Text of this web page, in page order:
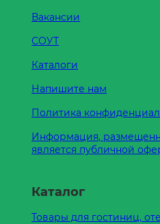
Вакансии
СОУТ
Каталоги
Напишите нам
Политика
Информация,
является публичной
Каталог
Товары для гостиниц,